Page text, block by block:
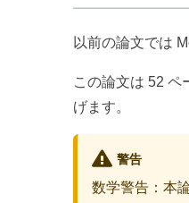
以前の論文では
この論文は 52 ペ
げます。
警告
数学警告：本